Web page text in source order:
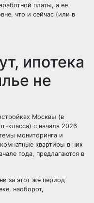
платы, а ее
что и сейчас (или в
ипотека
не
Москвы (в
класса) с начала 2026
мониторинга и
квартиры в них
года, предлагаются в
за этот же период
наоборот,